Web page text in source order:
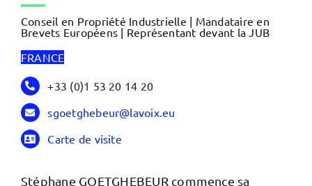
Conseil en Propriété Industrielle | Mandataire en
Brevets Européens | Représentant devant la JUB
FRANCE
+33 (0)1 53 20 14 20
sgoetghebeur@lavoix.eu
Carte de visite
Stéphane GOETGHEBEUR commence sa